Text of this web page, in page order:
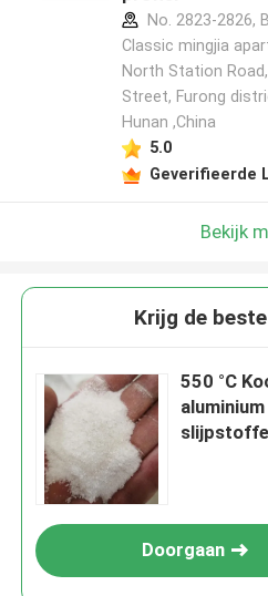
No. 2823-2826,
Classic mingjia
North Station
Street, Furong
Hunan ,China
5.0
Geverifieerde
Bekijk
Krijg de
550 °C
Doorgaan